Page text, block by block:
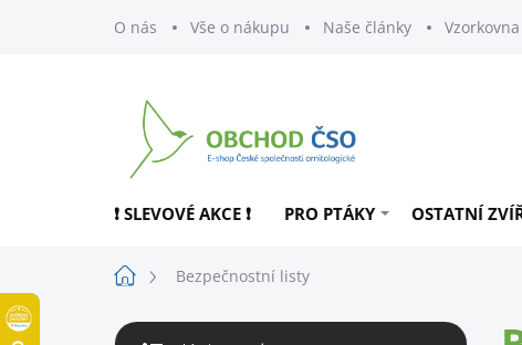
O nás Vše o nákupu Naše články
❗ SLEVOVÉ AKCE ❗ PRO PTÁKY OSTATNÍ
DomůBezpečnostní listy
P